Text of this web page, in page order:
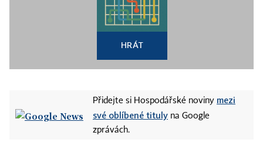
HRÁT
Přidejte si Hospodářské noviny mezi
své oblíbené tituly na Google
zprávách.